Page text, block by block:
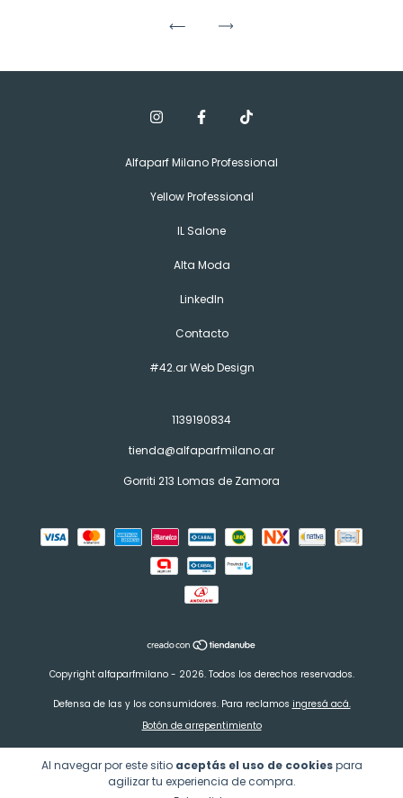
Al navegar por este sitio aceptás el uso de cookiespara
agilizar tu experiencia de compra.
Alfaparf Milano Professional
Yellow Professional
IL Salone
Alta Moda
LinkedIn
Contacto
#42.ar Web Design
1139190834
tienda@alfaparfmilano.ar
Gorriti 213 Lomas de Zamora
Copyright alfaparfmilano - 2026. Todos los derechos reservados.
Defensa de las y los consumidores. Para reclamos ingresá acá.
Botón de arrepentimiento